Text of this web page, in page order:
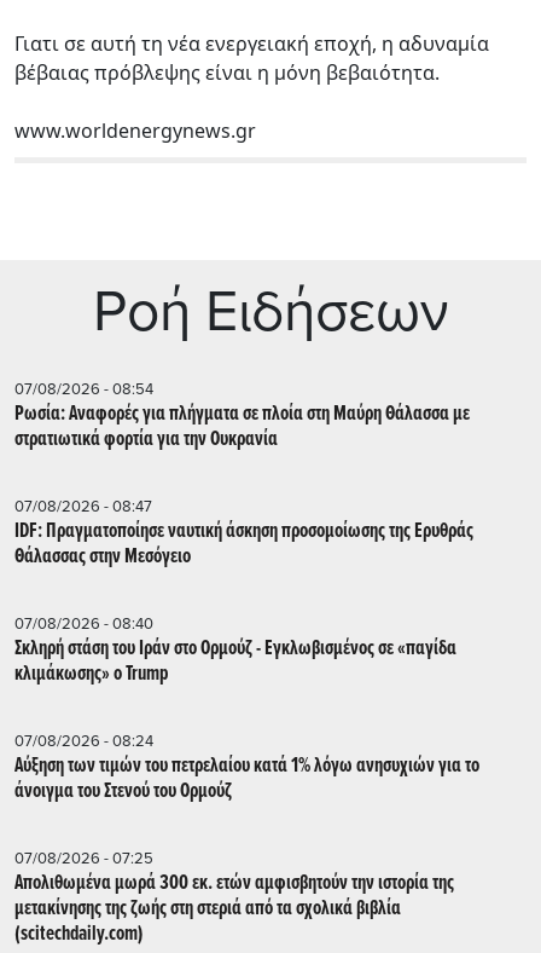
Γιατι σε αυτή τη νέα ενεργειακή εποχή, η αδυναμία
βέβαιας πρόβλεψης είναι η μόνη βεβαιότητα.
www.worldenergynews.gr
Ρoή Ειδήσεων
07/08/2026 - 08:54
Ρωσία: Αναφορές για πλήγματα σε πλοία στη Μαύρη Θάλασσα με
στρατιωτικά φορτία για την Ουκρανία
07/08/2026 - 08:47
IDF: Πραγματοποίησε ναυτική άσκηση προσομοίωσης της Ερυθράς
Θάλασσας στην Μεσόγειο
07/08/2026 - 08:40
Σκληρή στάση του Ιράν στο Ορμούζ - Εγκλωβισμένος σε «παγίδα
κλιμάκωσης» ο Trump
07/08/2026 - 08:24
Αύξηση των τιμών του πετρελαίου κατά 1% λόγω ανησυχιών για το
άνοιγμα του Στενού του Ορμούζ
07/08/2026 - 07:25
Απολιθωμένα μωρά 300 εκ. ετών αμφισβητούν την ιστορία της
μετακίνησης της ζωής στη στεριά από τα σχολικά βιβλία
(scitechdaily.com)